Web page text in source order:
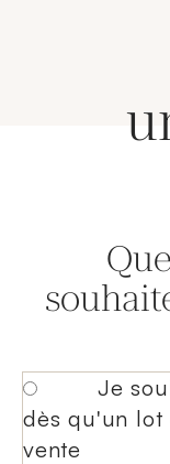
Je
dès qu'un lot
vente